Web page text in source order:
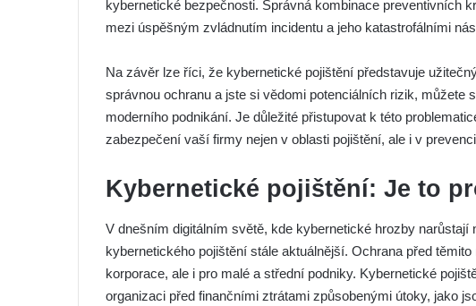
kybernetické bezpečnosti. Správná kombinace preventivních
mezi úspěšným zvládnutím incidentu a jeho katastrofálními
Na závěr lze říci, že kybernetické pojištění představuje
správnou ochranu a jste si vědomi potenciálních rizik, můžete
moderního podnikání. Je důležité přistupovat k této
zabezpečení vaší firmy nejen v oblasti pojištění, ale i v
Kybernetické pojištění: Je to
V dnešním digitálním světě, kde kybernetické hrozby narůstají
kybernetického pojištění stále aktuálnější. Ochrana před
korporace, ale i pro malé a střední podniky. Kybernetické
organizaci před finančními ztrátami způsobenými útoky, jako